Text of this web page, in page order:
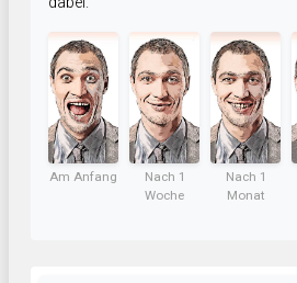
Am Anfang
Nach 1
Woche
Nach 1
Monat